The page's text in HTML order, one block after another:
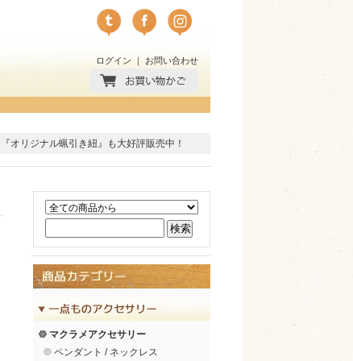
ログイン ｜ お問い合わせ
『オリジナル蝋引き紐』 も大好評販売中！
マクラメアクセサリー
ペンダント / ネックレス